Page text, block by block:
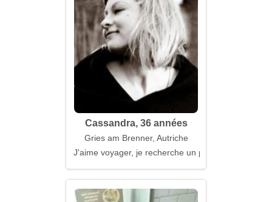
Cassandra, 36 années
Gries am Brenner, Autriche
J'aime voyager, je recherche un partenaire de vie